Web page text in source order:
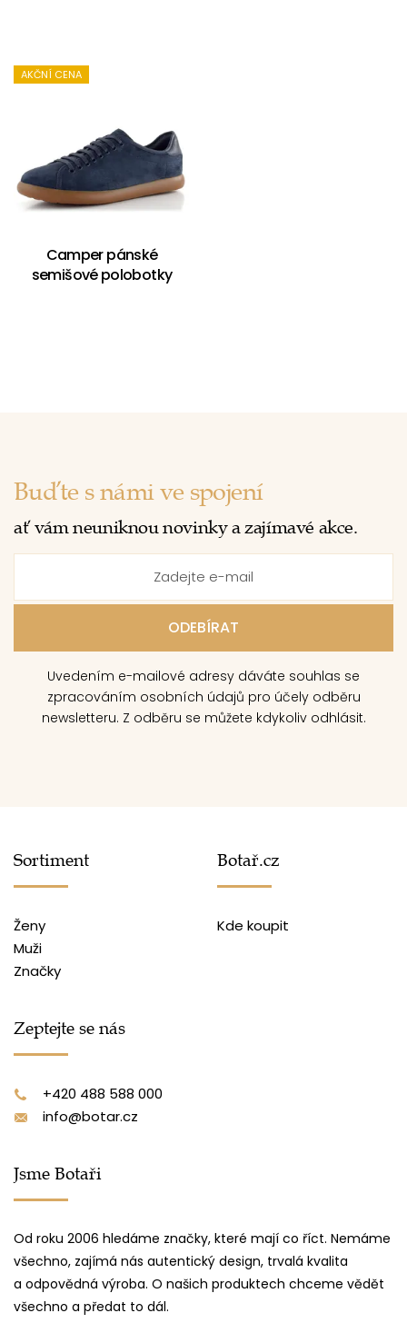
AKČNÍ CENA
Camper pánské
semišové polobotky
Buďte s námi ve spojení
ať vám neuniknou novinky a zajímavé akce.
Uvedením e-mailové adresy dáváte souhlas se
zpracováním osobních údajů pro účely odběru
newsletteru. Z odběru se můžete kdykoliv odhlásit.
Sortiment
Ženy
Muži
Značky
Botař.cz
Kde koupit
Zeptejte se nás
+420 488 588 000
info@botar.cz
Jsme Botaři
Od roku 2006 hledáme značky, které mají co říct. Nemáme
všechno, zajímá nás autentický design, trvalá kvalita
a odpovědná výroba. O našich produktech chceme vědět
všechno a předat to dál.